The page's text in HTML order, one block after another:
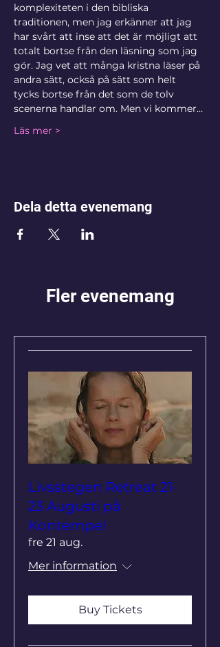
komplexiteten i den bibliska
traditionen, men jag erkänner att jag
har svårt att inse att det är möjligt att
totalt bortse från den läsning som jag
gör. Jag vet att många kristna läser på
andra sätt, också på sätt som helt
tycks bortse från det som de tolv
scenerna handlar om. Men vi kommer…
Läs mer >
Dela detta evenemang
Fler evenemang
Livsstegen Retreat 21-
23 Augusti på
Kontempel
fre 21 aug.
Mer information
Buy Tickets